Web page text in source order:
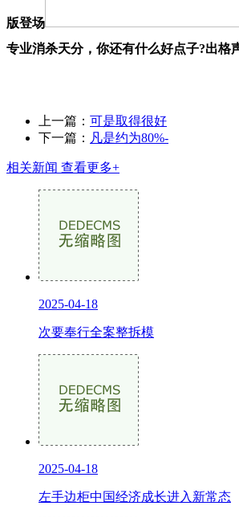
版登场
专业消杀天分，你还有什么好点子?出格
上一篇： 可是取得很好
下一篇： 凡是约为80%-
相关新闻 查看更多+
2025-04-18
次要奉行全案整拆模
2025-04-18
左手边柜中国经济成长进入新常态